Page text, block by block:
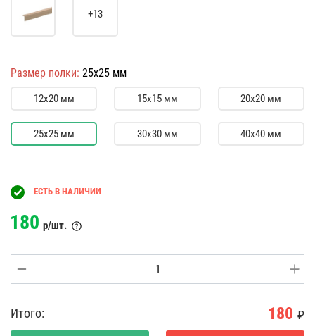
+13
Размер полки: 25х25 мм
12х20 мм 15х15 мм 20х20 мм
25х25 мм 30х30 мм 40х40 мм
ЕСТЬ В НАЛИЧИИ
180 р/шт.
Итого: 180 ₽